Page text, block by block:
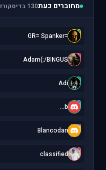
מחוברים כעת130 בדיסקורד
=
=GR= Spanker
A
Adam(:/BINGUS
A
Adi
b
b...
B
Blancodan
c
classified